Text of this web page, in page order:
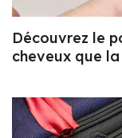
Découvrez le
cheveux que